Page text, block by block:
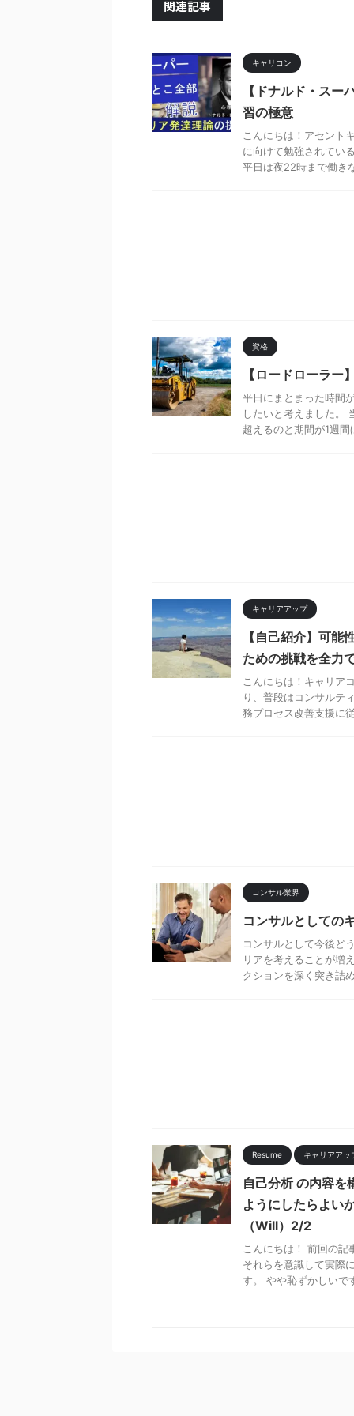
関連記事
キャリコン
【ドナルド・ス
習の極意
こんにちは！アセント
に向けて勉強されてい
平日は夜22時まで働き
資格
【ロードローラ
平日にまとまった時間
したいと考えました。
超えるのと期間が1週
キャリアアップ
【自己紹介】可
ための挑戦を全力
こんにちは！キャリア
り、普段はコンサルテ
務プロセス改善支援に
コンサル業界
コンサルとしての
コンサルとして今後ど
リアを考えることが増
クションを深く突き詰
Resume キャリアアッ
自己分析 の内容を
ようにしたらよい
（Will）2/2
こんにちは！ 前回の
それらを意識して実際
す。 やや恥ずかしいで